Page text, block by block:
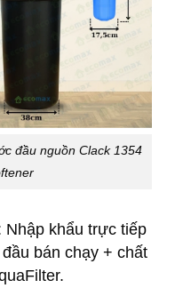
đầu nguồn Clack 1354
Nhập khẩu trực tiếp
bán chạy + chất